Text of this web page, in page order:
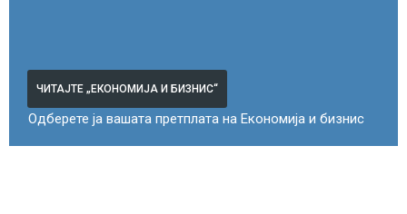
ЧИТАЈТЕ „ЕКОНОМИЈА И БИЗНИС“
Одберете ја вашата претплата на Економија и бизнис